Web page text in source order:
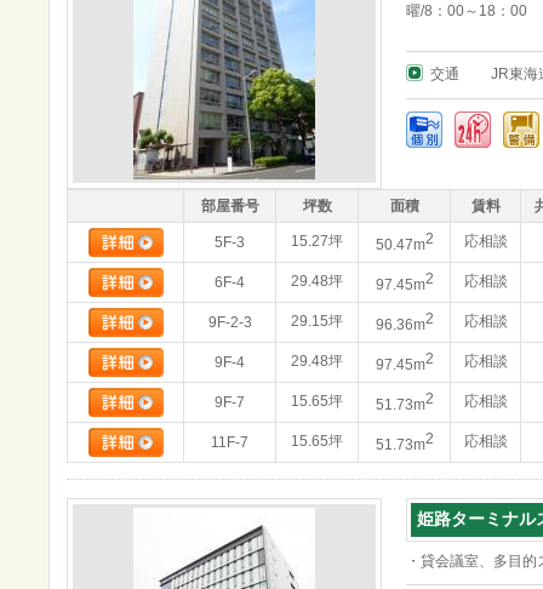
曜/8：00～18：00
交通 JR東海
部屋番号 坪数 面積 賃料
5F-3 15.27坪 50.47m2 応相談
6F-4 29.48坪 97.45m2 応相談
9F-2-3 29.15坪 96.36m2 応相談
9F-4 29.48坪 97.45m2 応相談
9F-7 15.65坪 51.73m2 応相談
11F-7 15.65坪 51.73m2 応相談
姫路ターミナル
・貸会議室、多目